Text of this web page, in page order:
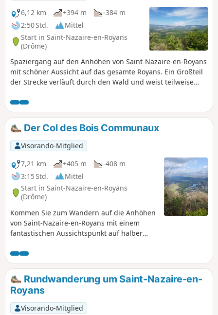
6,12 km
+394 m
-384 m
2:50 Std.
Mittel
Start in Saint-Nazaire-en-Royans
(Drôme)
Spaziergang auf den Anhöhen von Saint-Nazaire-en-Royans
mit schöner Aussicht auf das gesamte Royans. Ein Großteil
der Strecke verläuft durch den Wald und weist teilweise
Der Col des Bois Communaux
Visorando-Mitglied
7,21 km
+405 m
-408 m
3:15 Std.
Mittel
Start in Saint-Nazaire-en-Royans
(Drôme)
Kommen Sie zum Wandern auf die Anhöhen
von Saint-Nazaire-en-Royans mit einem
fantastischen Aussichtspunkt auf halber
Rundwanderung um Saint-Nazaire-en-
Royans
Visorando-Mitglied